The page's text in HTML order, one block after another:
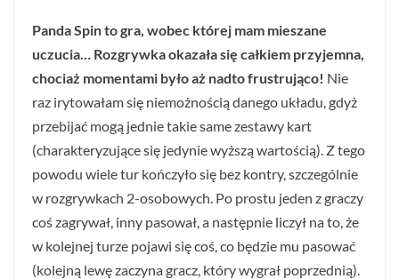
Panda Spin to gra, wobec której mam mieszane
uczucia… Rozgrywka okazała się całkiem przyjemna,
chociaż momentami było aż nadto frustrująco! Nie
raz irytowałam się niemożnością danego układu, gdyż
przebijać mogą jednie takie same zestawy kart
(charakteryzujące się jedynie wyższą wartością). Z tego
powodu wiele tur kończyło się bez kontry, szczególnie
w rozgrywkach 2-osobowych. Po prostu jeden z graczy
coś zagrywał, inny pasował, a następnie liczył na to, że
w kolejnej turze pojawi się coś, co będzie mu pasować
(kolejną lewę zaczyna gracz, który wygrał poprzednią).